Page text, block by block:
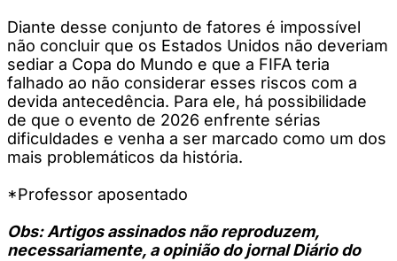
Diante desse conjunto de fatores é impossível
não concluir que os Estados Unidos não deveriam
sediar a Copa do Mundo e que a FIFA teria
falhado ao não considerar esses riscos com a
devida antecedência. Para ele, há possibilidade
de que o evento de 2026 enfrente sérias
dificuldades e venha a ser marcado como um dos
mais problemáticos da história.
*Professor aposentado
Obs: Artigos assinados não reproduzem,
necessariamente, a opinião do jornal Diário do